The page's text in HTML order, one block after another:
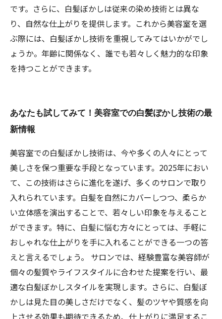
です。さらに、白髪ぼかしは従来の染め技術とは異な
り、自然な仕上がりを提供します。これから美容室を選
ぶ際には、白髪ぼかし技術を重視してみてはいかがでし
ょうか。年齢に関係なく、誰でも若々しく魅力的な印象
を持つことができます。
あなたも試してみて！美容室での白髪ぼかし技術の最
新情報
美容室での白髪ぼかし技術は、今や多くの人々にとって
美しさを保つ重要な手段となっています。2025年におい
て、この技術はさらに進化を遂げ、多くのサロンで取り
入れられています。白髪を自然にカバーしつつ、柔らか
い立体感を演出することで、若々しい印象を与えること
ができます。特に、白髪に悩む方々にとっては、手軽に
おしゃれな仕上がりを手に入れることができる一つの答
えと言えるでしょう。 サロンでは、経験豊富な美容師が
個々の髪質やライフスタイルに合わせた提案を行い、最
適な白髪ぼかしスタイルを実現します。さらに、白髪ぼ
かしは見た目の美しさだけでなく、髪のツヤや質感を向
上させる効果も期待できるため、仕上がりに満足するこ